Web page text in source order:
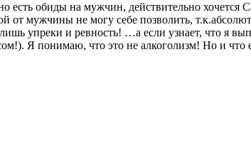
обиды на мужчин, действительно хочется
от мужчины не могу себе позволить,
упреки и ревность! …а если узнает, что я
Я понимаю, что это не алкоголизм! Но и что